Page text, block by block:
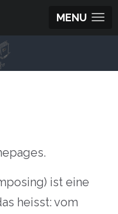
MENU
ist eine
heisst: vom